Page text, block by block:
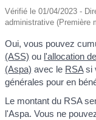
Vérifié le 01/04/2023 -
administrative (Première
Oui, vous pouvez
(ASS) ou l'allocation
(Aspa) avec le RSAsi
générales pour en
Le montant du RSA
l'Aspa. Vous ne